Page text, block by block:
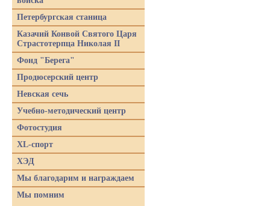
Петербургская станица
Казачий Конвой Святого Царя
Страстотерпца Николая II
Фонд "Берега"
Продюсерский центр
Невская сечь
Учебно-методический центр
Фотостудия
XL-спорт
ХЭД
Мы благодарим и награждаем
Мы помним